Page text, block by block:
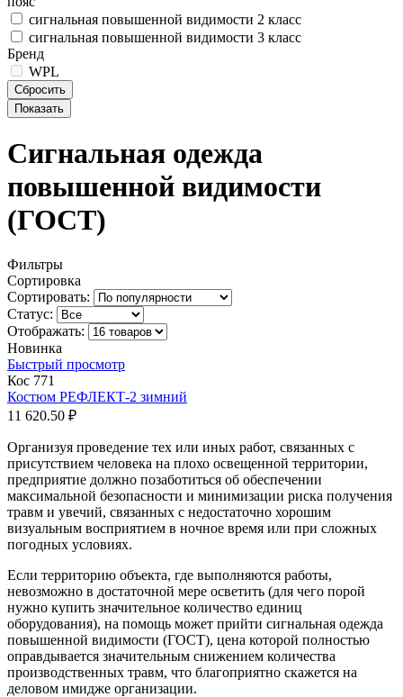
сигнальная повышенной видимости 2 класс
сигнальная повышенной видимости 3 класс
Бренд
WPL
Сигнальная одежда
повышенной видимости
(ГОСТ)
Фильтры
Сортировка
Сортировать:
Статус:
Отображать:
Новинка
Быстрый просмотр
Кос 771
Костюм РЕФЛЕКТ-2 зимний
11 620.50 ₽
Организуя проведение тех или иных работ, связанных с
присутствием человека на плохо освещенной территории,
предприятие должно позаботиться об обеспечении
максимальной безопасности и минимизации риска получения
травм и увечий, связанных с недостаточно хорошим
визуальным восприятием в ночное время или при сложных
погодных условиях.
Если территорию объекта, где выполняются работы,
невозможно в достаточной мере осветить (для чего порой
нужно купить значительное количество единиц
оборудования), на помощь может прийти сигнальная одежда
повышенной видимости (ГОСТ), цена которой полностью
оправдывается значительным снижением количества
производственных травм, что благоприятно скажется на
деловом имидже организации.